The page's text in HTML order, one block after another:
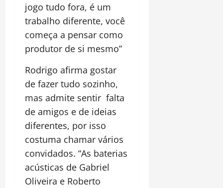
jogo tudo fora, é um
trabalho diferente, você
começa a pensar como
produtor de si mesmo”
Rodrigo afirma gostar
de fazer tudo sozinho,
mas admite sentir falta
de amigos e de ideias
diferentes, por isso
costuma chamar vários
convidados. “As baterias
acústicas de Gabriel
Oliveira e Roberto